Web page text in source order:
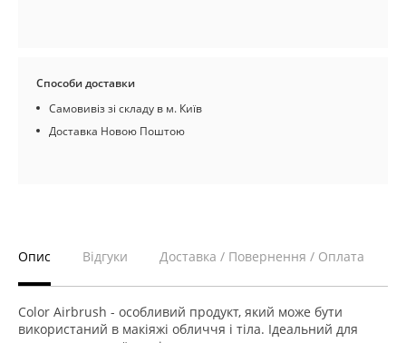
Способи доставки
Самовивіз зі складу в м. Київ
Доставка Новою Поштою
Опис Відгуки Доставка / Повернення / Оплата
Color Airbrush - особливий продукт, який може бути
використаний в макіяжі обличчя і тіла. Ідеальний для